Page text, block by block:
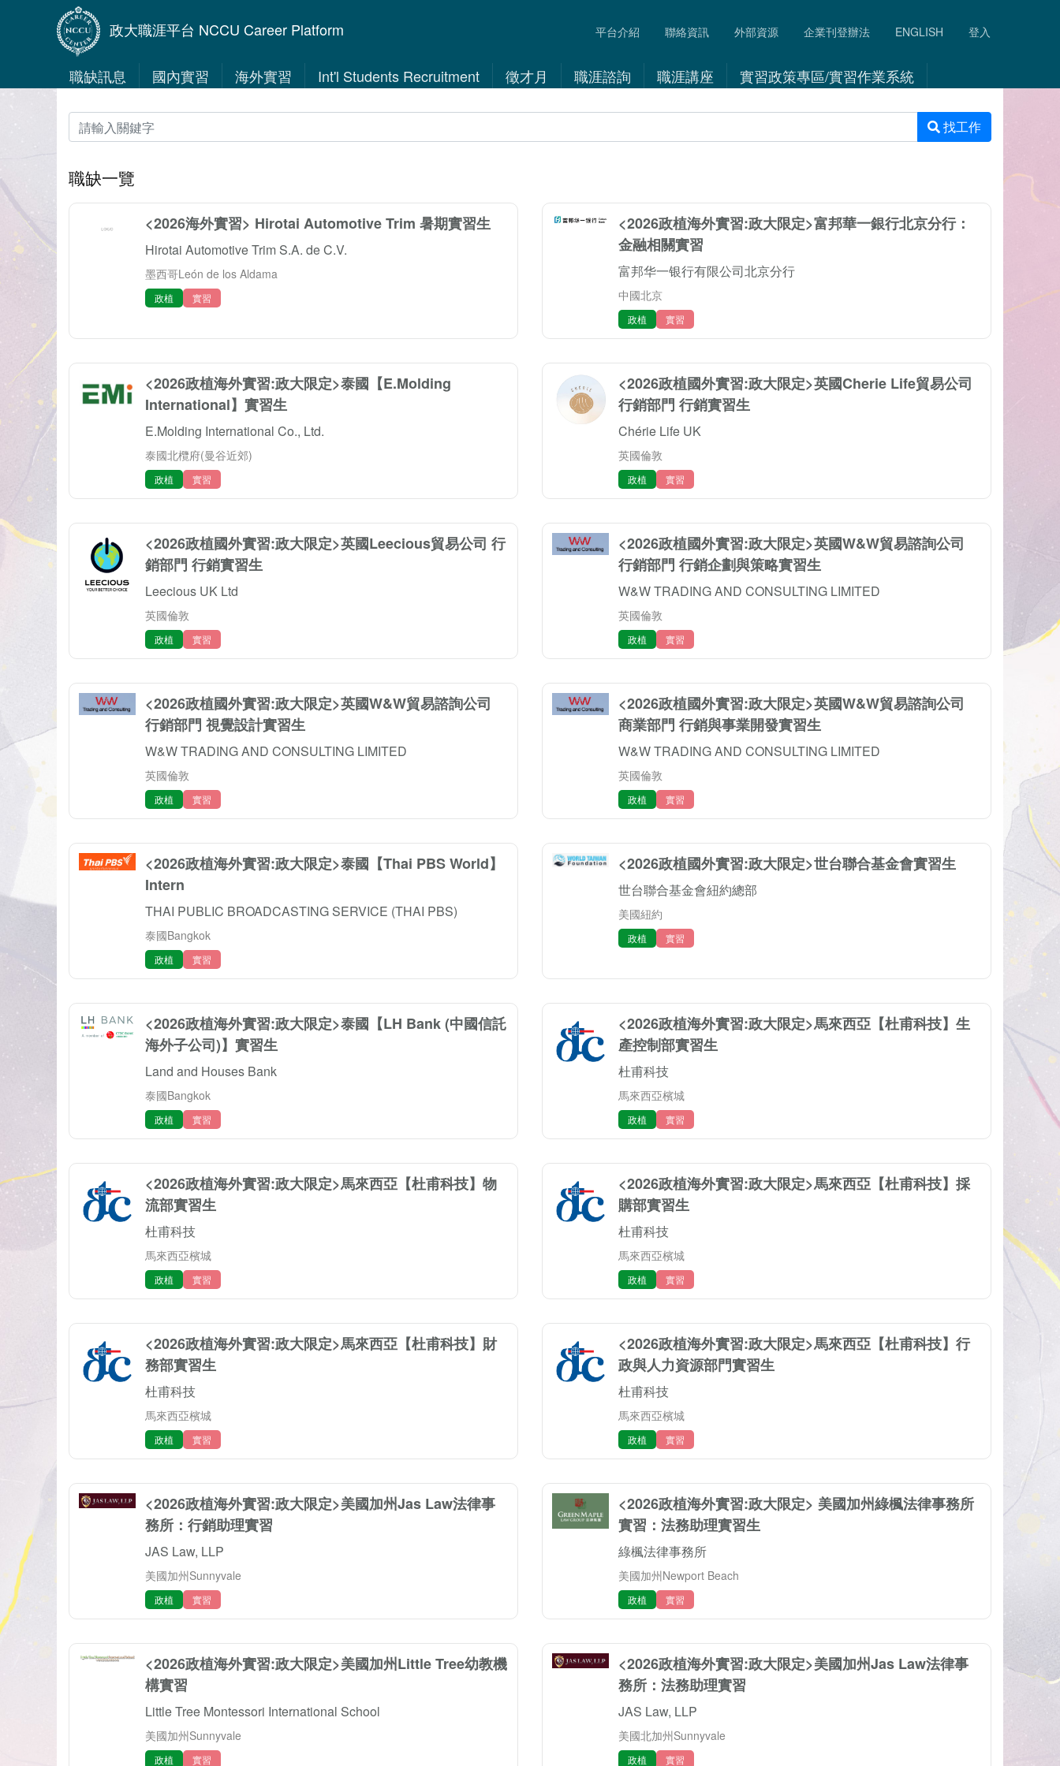
政大職涯平台 NCCU Career Platform 平台介紹 聯絡資訊 外部資源 企業刊登辦法 ENGLISH 登入
職缺訊息 國內實習 海外實習 Int'l Students Recruitment 徵才月 職涯諮詢 職涯講座 實習政策專區/實習作業系統
找工作
職缺一覽
<2026海外實習> Hirotai Automotive Trim 暑期實習生
Hirotai Automotive Trim S.A. de C.V.
墨西哥León de los Aldama
政植 實習
<2026政植海外實習:政大限定>富邦華一銀行北京分行：
金融相關實習
富邦华一银行有限公司北京分行
中國北京
政植 實習
<2026政植海外實習:政大限定>泰國【E.Molding
International】實習生
E.Molding International Co., Ltd.
泰國北欖府(曼谷近郊)
政植 實習
<2026政植國外實習:政大限定>英國Cherie Life貿易公司
行銷部門 行銷實習生
Chérie Life UK
英國倫敦
政植 實習
<2026政植國外實習:政大限定>英國Leecious貿易公司 行
銷部門 行銷實習生
Leecious UK Ltd
英國倫敦
政植 實習
<2026政植國外實習:政大限定>英國W&W貿易諮詢公司
行銷部門 行銷企劃與策略實習生
W&W TRADING AND CONSULTING LIMITED
英國倫敦
政植 實習
<2026政植國外實習:政大限定>英國W&W貿易諮詢公司
行銷部門 視覺設計實習生
W&W TRADING AND CONSULTING LIMITED
英國倫敦
政植 實習
<2026政植國外實習:政大限定>英國W&W貿易諮詢公司
商業部門 行銷與事業開發實習生
W&W TRADING AND CONSULTING LIMITED
英國倫敦
政植 實習
<2026政植海外實習:政大限定>泰國【Thai PBS World】
Intern
THAI PUBLIC BROADCASTING SERVICE (THAI PBS)
泰國Bangkok
政植 實習
<2026政植國外實習:政大限定>世台聯合基金會實習生
世台聯合基金會紐約總部
美國紐約
政植 實習
<2026政植海外實習:政大限定>泰國【LH Bank (中國信託
海外子公司)】實習生
Land and Houses Bank
泰國Bangkok
政植 實習
<2026政植海外實習:政大限定>馬來西亞【杜甫科技】生
產控制部實習生
杜甫科技
馬來西亞檳城
政植 實習
<2026政植海外實習:政大限定>馬來西亞【杜甫科技】物
流部實習生
杜甫科技
馬來西亞檳城
政植 實習
<2026政植海外實習:政大限定>馬來西亞【杜甫科技】採
購部實習生
杜甫科技
馬來西亞檳城
政植 實習
<2026政植海外實習:政大限定>馬來西亞【杜甫科技】財
務部實習生
杜甫科技
馬來西亞檳城
政植 實習
<2026政植海外實習:政大限定>馬來西亞【杜甫科技】行
政與人力資源部門實習生
杜甫科技
馬來西亞檳城
政植 實習
<2026政植海外實習:政大限定>美國加州Jas Law法律事
務所：行銷助理實習
JAS Law, LLP
美國加州Sunnyvale
政植 實習
<2026政植海外實習:政大限定> 美國加州綠楓法律事務所
實習：法務助理實習生
綠楓法律事務所
美國加州Newport Beach
政植 實習
<2026政植海外實習:政大限定>美國加州Little Tree幼教機
構實習
Little Tree Montessori International School
美國加州Sunnyvale
政植 實習
<2026政植海外實習:政大限定>美國加州Jas Law法律事
務所：法務助理實習
JAS Law, LLP
美國北加州Sunnyvale
政植 實習